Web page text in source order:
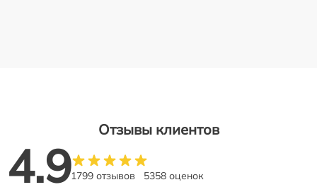
Отзывы клиентов
4.91799 отзывов 5358 оценок